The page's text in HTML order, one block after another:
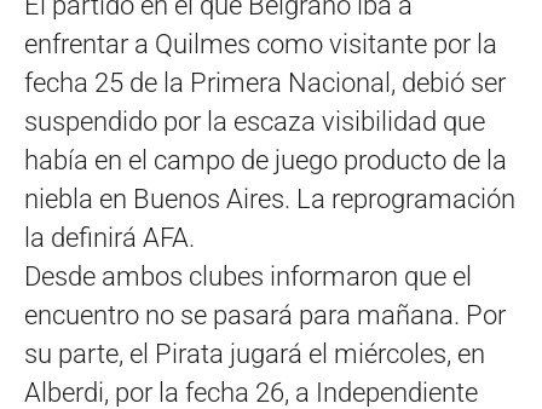
enfrentar a Quilmes como visitante por la
fecha 25 de la Primera Nacional, debió ser
suspendido por la escaza visibilidad que
había en el campo de juego producto de la
niebla en Buenos Aires. La reprogramación
la definirá AFA.
Desde ambos clubes informaron que el
encuentro no se pasará para mañana. Por
su parte, el Pirata jugará el miércoles, en
Alberdi, por la fecha 26, a Independiente